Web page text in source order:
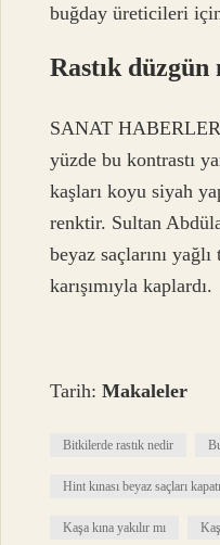
buğday üreticileri
Rastık düzgün
SANAT
yüzde bu kontrastı
kaşları koyu siyah
renktir. Sultan
beyaz saçlarını
karışımıyla kaplardı.
Tarih:Makaleler
Bitkilerde rastık nedir
Hint kınası beyaz saçları
Kaşa kına yakılır mı